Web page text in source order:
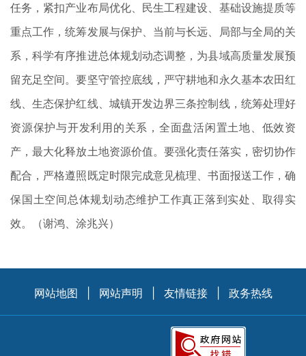
任务，紧扣产业布局优化、民生工程建设、基础设施提质等
重点工作，统筹发展与保护、当前与长远、局部与全局的关
系，科学有序推进总体规划动态调整，为县域高质量发展预
留充足空间。要坚守管控底线，严守耕地和永久基本农田红
线、生态保护红线、城镇开发边界三条控制线，统筹处理好
资源保护与开发利用的关系，全面盘活闲置土地、低效资
产，最大化释放土地资源价值。要强化责任落实，密切协作
配合，严格遵照既定时限完成意见梳理、书面报送工作，确
保国土空间总体规划动态维护工作真正落到实处、取得实
效。（谢鸿、涂兆兴）
网站地图 网站声明 友情链接 政务热线